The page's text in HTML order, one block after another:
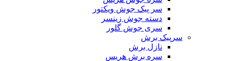
سر پیک جوش ویکتور
دسته جوش زینسر
سری جوش گلور
سرپیک برش
نازل برش
سره برش هریس